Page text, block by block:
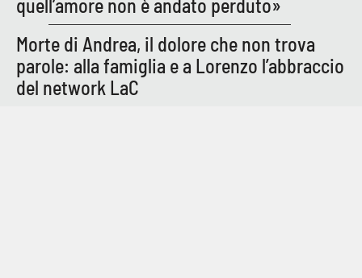
quell’amore non è andato perduto»
Morte di Andrea, il dolore che non trova
parole: alla famiglia e a Lorenzo l’abbraccio
del network LaC